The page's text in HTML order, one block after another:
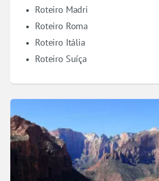
Roteiro Madri
Roteiro Roma
Roteiro Itália
Roteiro Suíça